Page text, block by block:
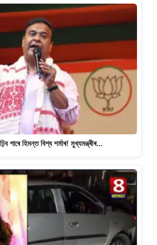
পাৰে হিমন্ত বিশ্ব শৰ্মাৰ! মুখ্যমন্ত্ৰীৰ…